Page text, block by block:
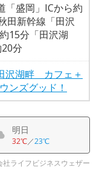
「盛岡」ICから約
田新幹線「田沢
15分「田沢湖
分
沢湖畔 カフェ＋
ンズグッド！
明日
32℃／23℃
ライフビジネスウェザー